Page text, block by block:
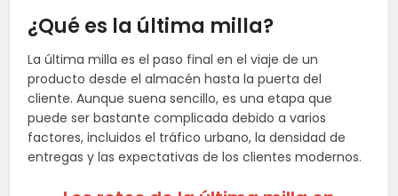
¿Qué es la última milla?
La última milla es el paso final en el viaje de un
producto desde el almacén hasta la puerta del
cliente. Aunque suena sencillo, es una etapa que
puede ser bastante complicada debido a varios
factores, incluidos el tráfico urbano, la densidad de
entregas y las expectativas de los clientes modernos.